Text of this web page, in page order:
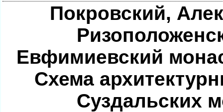
Покровский,
Евфимиевский
Схема
Суздальских